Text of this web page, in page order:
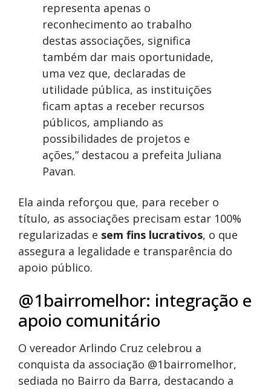
representa apenas o
reconhecimento ao trabalho
destas associações, significa
também dar mais oportunidade,
uma vez que, declaradas de
utilidade pública, as instituições
ficam aptas a receber recursos
públicos, ampliando as
possibilidades de projetos e
ações,” destacou a prefeita Juliana
Pavan.
Ela ainda reforçou que, para receber o
título, as associações precisam estar 100%
regularizadas e sem fins lucrativos, o que
assegura a legalidade e transparência do
apoio público.
@1bairromelhor: integração e
apoio comunitário
O vereador Arlindo Cruz celebrou a
conquista da associação @1bairromelhor,
sediada no Bairro da Barra, destacando a